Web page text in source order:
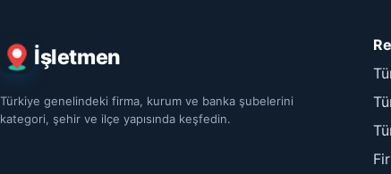
İşletmen
Türkiye genelindeki firma, kurum ve banka şubelerini
kategori, şehir ve ilçe yapısında keşfedin.